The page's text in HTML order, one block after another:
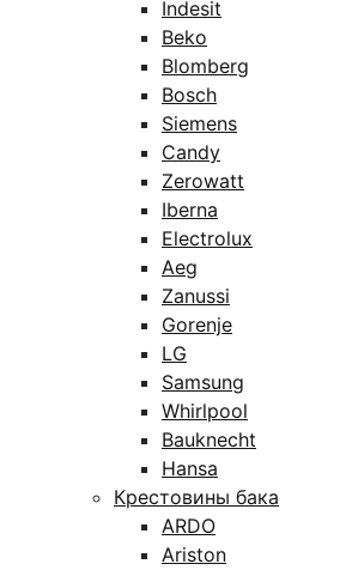
Indesit
Beko
Blomberg
Bosch
Siemens
Candy
Zerowatt
Iberna
Electrolux
Aeg
Zanussi
Gorenje
LG
Samsung
Whirlpool
Bauknecht
Hansa
Крестовины бака
ARDO
Ariston